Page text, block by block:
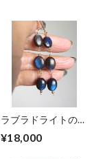
ラブラドライトの3
¥18,000